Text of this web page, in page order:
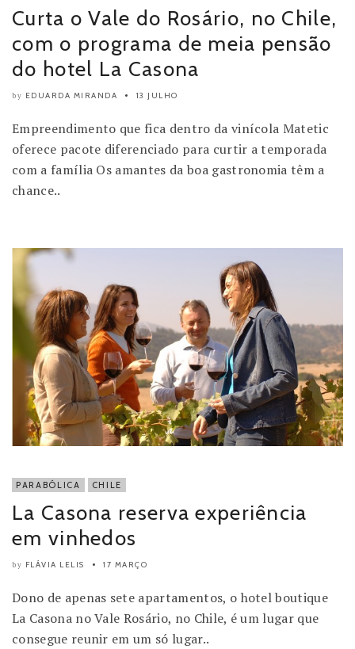
Curta o Vale do Rosário, no Chile,
com o programa de meia pensão
do hotel La Casona
by EDUARDA MIRANDA 13 JULHO
Empreendimento que fica dentro da vinícola Matetic
oferece pacote diferenciado para curtir a temporada
com a família Os amantes da boa gastronomia têm a
chance..
PARABÓLICA CHILE
La Casona reserva experiência
em vinhedos
by FLÁVIA LELIS 17 MARÇO
Dono de apenas sete apartamentos, o hotel boutique
La Casona no Vale Rosário, no Chile, é um lugar que
consegue reunir em um só lugar..